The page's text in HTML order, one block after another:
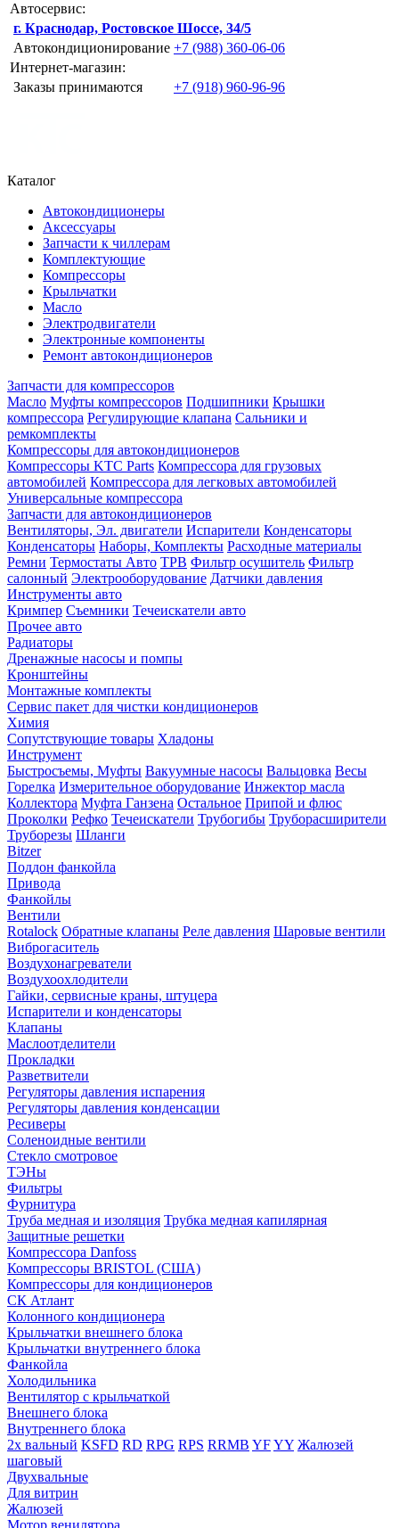
Автосервис:
г. Краснодар, Ростовское Шоссе, 34/5
Автокондиционирование +7 (988) 360-06-06
Интернет-магазин:
Заказы принимаются
+7 (918) 960-96-96
Каталог
Автокондиционеры
Аксессуары
Запчасти к чиллерам
Комплектующие
Компрессоры
Крыльчатки
Масло
Электродвигатели
Электронные компоненты
Ремонт автокондиционеров
Запчасти для компрессоров
Масло Муфты компрессоров Подшипники Крышки
компрессора Регулирующие клапана Сальники и
ремкомплекты
Компрессоры для автокондиционеров
Компрессоры KTC Parts Компрессора для грузовых
автомобилей Компрессора для легковых автомобилей
Универсальные компрессора
Запчасти для автокондиционеров
Вентиляторы, Эл. двигатели Испарители Конденсаторы
Конденсаторы Наборы, Комплекты Расходные материалы
Ремни Термостаты Авто ТРВ Фильтр осушитель Фильтр
салонный Электрооборудование Датчики давления
Инструменты авто
Кримпер Съемники Течеискатели авто
Прочее авто
Радиаторы
Дренажные насосы и помпы
Кронштейны
Монтажные комплекты
Сервис пакет для чистки кондиционеров
Химия
Сопутствующие товары Хладоны
Инструмент
Быстросъемы, Муфты Вакуумные насосы Вальцовка Весы
Горелка Измерительное оборудование Инжектор масла
Коллектора Муфта Ганзена Остальное Припой и флюс
Проколки Рефко Течеискатели Трубогибы Труборасширители
Труборезы Шланги
Bitzer
Поддон фанкойла
Привода
Фанкойлы
Вентили
Rotalock Обратные клапаны Реле давления Шаровые вентили
Виброгаситель
Воздухонагреватели
Воздухоохлодители
Гайки, сервисные краны, штуцера
Испарители и конденсаторы
Клапаны
Маслоотделители
Прокладки
Разветвители
Регуляторы давления испарения
Регуляторы давления конденсации
Ресиверы
Соленоидные вентили
Стекло смотровое
ТЭНы
Фильтры
Фурнитура
Труба медная и изоляция Трубка медная капилярная
Защитные решетки
Компрессора Danfoss
Компрессоры BRISTOL (США)
Компрессоры для кондиционеров
СК Атлант
Колонного кондиционера
Крыльчатки внешнего блока
Крыльчатки внутреннего блока
Фанкойла
Холодильника
Вентилятор с крыльчаткой
Внешнего блока
Внутреннего блока
2х вальный KSFD RD RPG RPS RRMB YFYY Жалюзей
шаговый
Двухвальные
Для витрин
Жалюзей
Мотор венилятора